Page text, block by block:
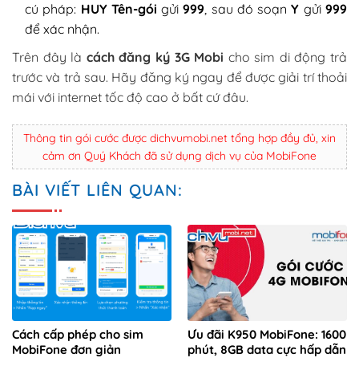
cú pháp: HUY Tên-gói gửi999, sau đó soạnY gửi999
để xác nhận.
Trên đây là cách đăng ký 3G Mobi cho sim di động trả
trước và trả sau. Hãy đăng ký ngay để được giải trí thoải
mái với internet tốc độ cao ở bất cứ đâu.
Thông tin gói cước được dichvumobi.net tổng hợp đầy đủ, xin
cảm ơn Quý Khách đã sử dụng dịch vụ của MobiFone
BÀI VIẾT LIÊN QUAN:
Cách cấp phép cho sim
MobiFone đơn giản
Ưu đãi K950 MobiFone: 1600
phút, 8GB data cực hấp dẫn